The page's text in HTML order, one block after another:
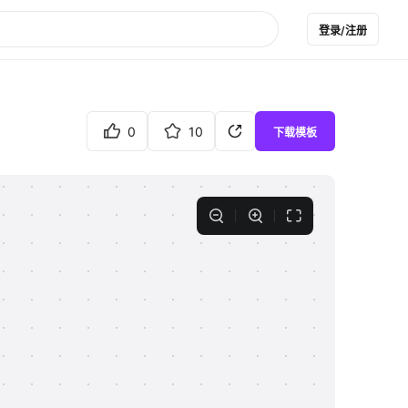
登录/注册
0 10 下载模板